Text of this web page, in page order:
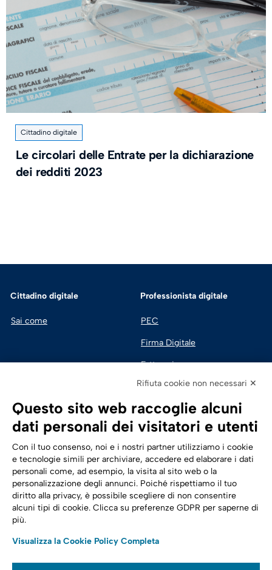
Cittadino digitale
Le circolari delle Entrate per la dichiarazione
dei redditi 2023
Cittadino digitale
Sai come
Professionista digitale
PEC
Firma Digitale
Fatturazione
Sicurezza Digitale
Cloud
Trasformazione digitale
Energia
Telecomunicazioni
Automotive
Seguici su:
Rifiuta cookie non necessari ✕
Questo sito web raccoglie alcuni
dati personali dei visitatori e utenti
Con il tuo consenso, noi e i nostri partner utilizziamo i cookie
e tecnologie simili per archiviare, accedere ed elaborare i dati
personali come, ad esempio, la visita al sito web o la
personalizzazione degli annunci. Poiché rispettiamo il tuo
diritto alla privacy, è possibile scegliere di non consentire
alcuni tipi di cookie. Clicca su preferenze GDPR per saperne di
più.
Visualizza la Cookie Policy Completa